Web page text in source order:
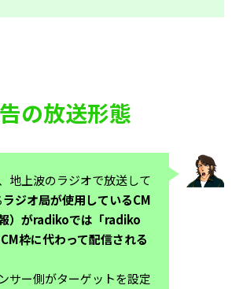
の放送形態
地上波のラジオで放送して
ラジオ局が使用しているCM
）がradikoでは「radiko
枠に代わって配信される
サー側がターゲットを設定